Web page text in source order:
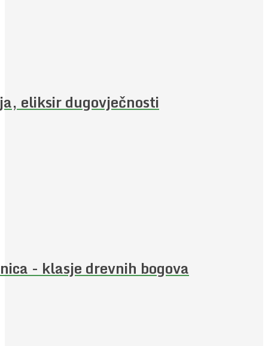
eliksir dugovječnosti
- klasje drevnih bogova